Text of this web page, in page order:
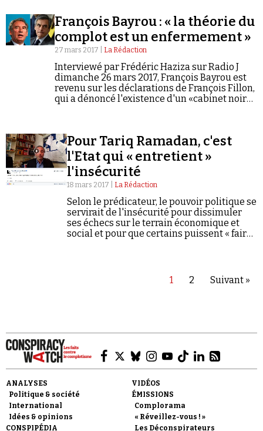
s'abstiendront pour le second tour. “Macron, on
n'en veut pas !” Récit de cette soirée électorale, au
QG de François Asselineau.
François Bayrou : « la théorie du
complot est un enfermement »
27 mars 2017 | La Rédaction
Interviewé par Frédéric Haziza sur Radio J
dimanche 26 mars 2017, François Bayrou est
revenu sur les déclarations de François Fillon,
qui a dénoncé l'existence d'un «cabinet noir»
Pour Tariq Ramadan, c'est
l'Etat qui « entretient »
l'insécurité
18 mars 2017 | La Rédaction
Selon le prédicateur, le pouvoir politique se
servirait de l'insécurité pour dissimuler
ses échecs sur le terrain économique et
social et pour que certains puissent « faire
1 2 Suivant »
ANALYSES
Politique & société
International
Idées & opinions
CONSPIPÉDIA
VIDÉOS
ÉMISSIONS
Complorama
« Réveillez-vous ! »
Les Déconspirateurs